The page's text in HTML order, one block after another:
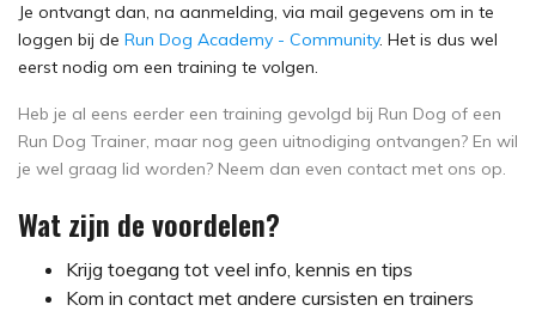
Je ontvangt dan, na aanmelding, via mail gegevens om in te
loggen bij de Run Dog Academy - Community. Het is dus wel
eerst nodig om een training te volgen.
Heb je al eens eerder een training gevolgd bij Run Dog of een
Run Dog Trainer, maar nog geen uitnodiging ontvangen? En wil
je wel graag lid worden? Neem dan even contact met ons op.
Wat zijn de voordelen?
Krijg toegang tot veel info, kennis en tips
Kom in contact met andere cursisten en trainers